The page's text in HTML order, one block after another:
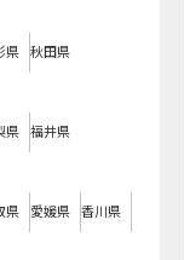
県 秋田県
県 福井県
県 愛媛県 香川県